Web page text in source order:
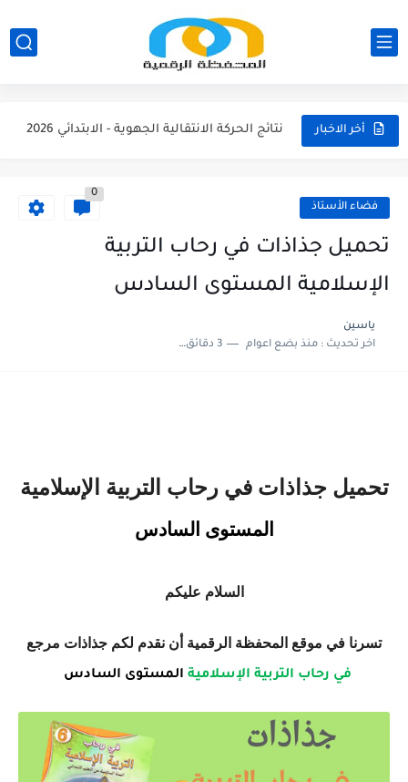
أخر الاخبار
نتائج الحركة الانتقالية الجهوية - الثانوي الاعدادي 2026
نتائج الحركة الانتقالية الجهوية - الابتدائي 2026
فضاء الأستاذ
0
تحميل جذاذات في رحاب التربية
الإسلامية المستوى السادس
ياسين
اخر تحديث :منذ بضع اعوام 3 دقائق للقراءة
تحميل جذاذات في رحاب التربية الإسلامية
المستوى السادس
السلام عليكم
تسرنا في موقع المحفظة الرقمية أن نقدم لكم جذاذات مرجع
في رحاب التربية الإسلامية المستوى السادس